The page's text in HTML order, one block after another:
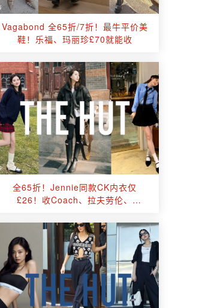
Vagabond 全65折/7折！最牛平价美
鞋！乐福、玛丽珍£70就能收
全65折！Jennie同款CK内衣仅
£26！收Coach、拉夫劳伦、